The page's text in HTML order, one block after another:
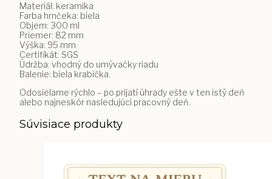
Materiál: keramika
Farba hrnčeka: biela
Objem: 300 ml
Priemer: 82 mm
Výška: 95 mm
Certifikát: SGS
Údržba: vhodný do umývačky riadu
Balenie: biela krabička.
Odosielame rýchlo – po prijatí úhrady ešte v ten istý deň
alebo najneskôr nasledujúci pracovný deň.
Súvisiace produkty